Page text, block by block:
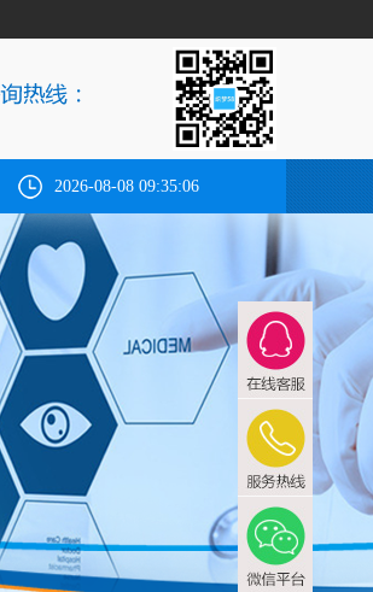
2026-08-08 09:35:07